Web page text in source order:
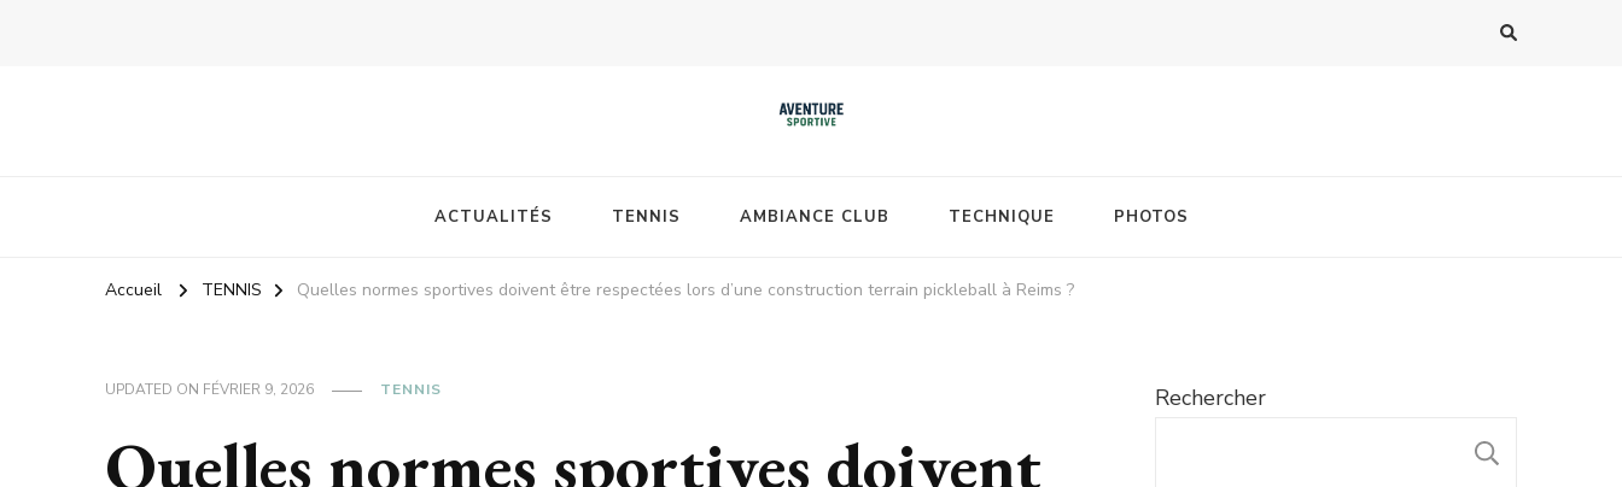
ACTUALITÉS TENNIS AMBIANCE CLUB TECHNIQUE PHOTOS
Accueil TENNIS Quelles normes sportives doivent être respectées lors d’une construction terrain pickleball à Reims ?
UPDATED ON FÉVRIER 9, 2026 TENNIS
Quelles normes sportives doivent
Rechercher